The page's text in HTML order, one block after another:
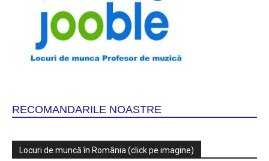
RECOMANDARILE NOASTRE
Locuri de muncă în România (click pe imagine)